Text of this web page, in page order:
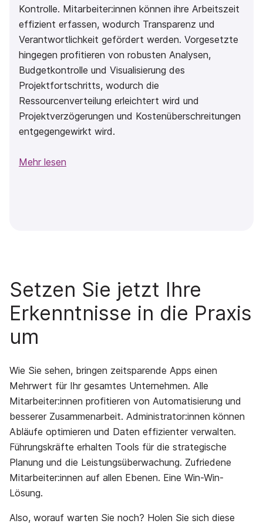
Kontrolle. Mitarbeiter:innen können ihre Arbeitszeit
effizient erfassen, wodurch Transparenz und
Verantwortlichkeit gefördert werden. Vorgesetzte
hingegen profitieren von robusten Analysen,
Budgetkontrolle und Visualisierung des
Projektfortschritts, wodurch die
Ressourcenverteilung erleichtert wird und
Projektverzögerungen und Kostenüberschreitungen
entgegengewirkt wird.
Mehr lesen
Setzen Sie jetzt Ihre
Erkenntnisse in die Praxis
um
Wie Sie sehen, bringen zeitsparende Apps einen
Mehrwert für Ihr gesamtes Unternehmen. Alle
Mitarbeiter:innen profitieren von Automatisierung und
besserer Zusammenarbeit. Administrator:innen können
Abläufe optimieren und Daten effizienter verwalten.
Führungskräfte erhalten Tools für die strategische
Planung und die Leistungsüberwachung. Zufriedene
Mitarbeiter:innen auf allen Ebenen. Eine Win-Win-
Lösung.
Also, worauf warten Sie noch? Holen Sie sich diese